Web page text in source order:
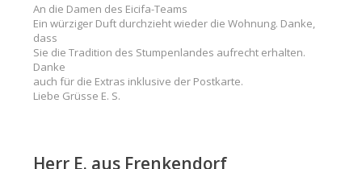
An die Damen des Eicifa-Teams
Ein würziger Duft durchzieht wieder die Wohnung. Danke,
dass
Sie die Tradition des Stumpenlandes aufrecht erhalten.
Danke
auch für die Extras inklusive der Postkarte.
Liebe Grüsse E. S.
Herr E. aus Frenkendorf